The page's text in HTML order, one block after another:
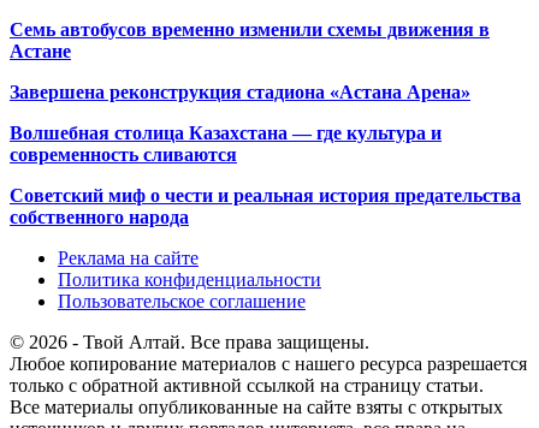
Семь автобусов временно изменили схемы движения в
Астане
Завершена реконструкция стадиона «Астана Арена»
Волшебная столица Казахстана — где культура и
современность сливаются
Советский миф о чести и реальная история предательства
собственного народа
Реклама на сайте
Политика конфиденциальности
Пользовательское соглашение
© 2026 - Твой Алтай. Все права защищены.
Любое копирование материалов с нашего ресурса разрешается
только с обратной активной ссылкой на страницу статьи.
Все материалы опубликованные на сайте взяты с открытых